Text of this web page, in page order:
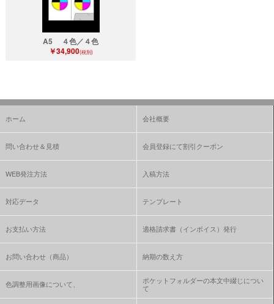
A5 ４色／４色
￥34,900(税別)
ホーム 会社概要
問い合わせ＆見積 会員登録にて割引クーポン
WEB発注方法 入稿方法
対応データ テンプレート
お支払い方法 適格請求書（インボイス）発行
お問い合わせ（商品） 納期の数え方
色調整用画像について、
ポケットフォルダーの本文中綴じについ
て